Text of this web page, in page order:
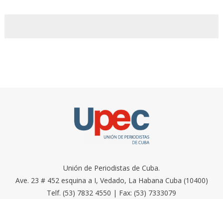
Unión de Periodistas de Cuba.
Ave. 23 # 452 esquina a I, Vedado, La Habana Cuba (10400)
Telf. (53) 7832 4550 | Fax: (53) 7333079